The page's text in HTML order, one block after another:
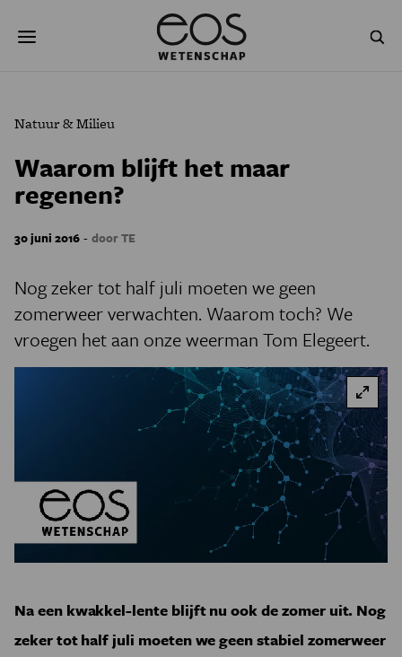
naar
NATUURWETENSCHAPPEN
PSYCHE & BREIN
PODCAST
JONGE UITDAGERS
Natuur & Milieu
Waarom blijft het maar
regenen?
30 juni 2016 - door TE
Nog zeker tot half juli moeten we geen
zomerweer verwachten. Waarom toch? We
vroegen het aan onze weerman Tom Elegeert.
Na een kwakkel-lente blijft nu ook de zomer uit. Nog
zeker tot half juli moeten we geen stabiel zomerweer